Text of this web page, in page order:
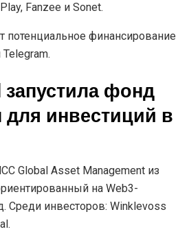
Fanzee и Sonet.
финансирование
запустила фонд
инвестиций в
Global Asset Management из
на Web3-
Среди инвесторов: Winklevoss